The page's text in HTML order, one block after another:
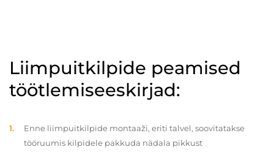
Liimpuitkilpide peamised
töötlemiseeskirjad:
Enne liimpuitkilpide montaaži, eriti talvel, soovitatakse
tööruumis kilpidele pakkuda nädala pikkust